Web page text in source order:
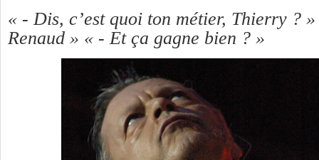
« - Dis, c’est quoi ton métier, Thierry ?
Renaud » « - Et ça gagne bien ? »